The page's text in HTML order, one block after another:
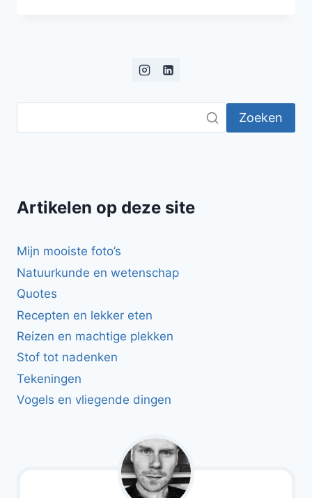
Zoeken
Artikelen op deze site
Mijn mooiste foto’s
Natuurkunde en wetenschap
Quotes
Recepten en lekker eten
Reizen en machtige plekken
Stof tot nadenken
Tekeningen
Vogels en vliegende dingen